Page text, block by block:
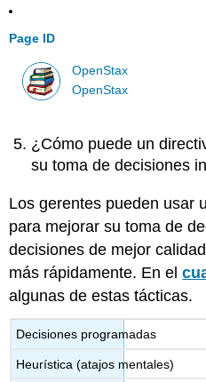
Page ID
OpenStax
OpenStax
¿Cómo puede un
su toma de decisiones
Los gerentes pueden usar
para mejorar su toma de
decisiones de mejor
más rápidamente. En el
algunas de estas tácticas.
Decisiones programadas
Heurística (atajos mentales)